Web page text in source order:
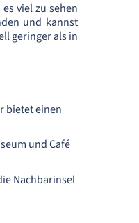
viel zu sehen
und kannst
geringer als in
bietet einen
und Café
Nachbarinsel